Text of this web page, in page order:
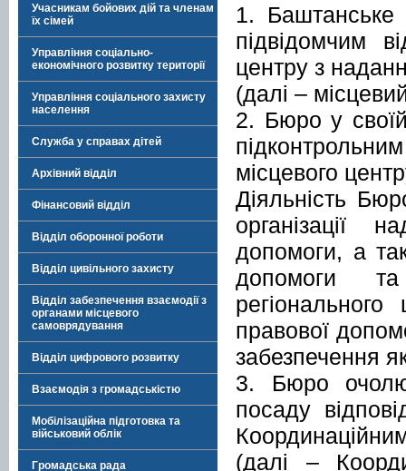
Учасникам бойових дій та членам
їх сімей
Управління соціально-
економічного розвитку території
Управління соціального захисту
населення
Служба у справах дітей
Архівний відділ
Фінансовий відділ
Відділ оборонної роботи
Відділ цивільного захисту
Відділ забезпечення взаємодії з
органами місцевого
самоврядування
Відділ цифрового розвитку
Взаємодія з громадськістю
Мобілізаційна підготовка та
військовий облік
Громадська рада
1.
підвідомчим
центру з
(далі –
2. Бюро у своїй
місцевого
Діяльність
організації
допомоги, а
допомоги та
правової
забезпечення
3. Бюро
посаду
(далі –